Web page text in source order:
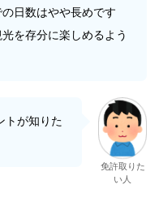
日数はやや長めです
を存分に楽しめるよう
トが知りた
免許取りた
い人